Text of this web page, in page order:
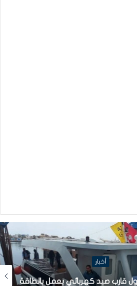
أخبار
صيد كهربائي يعمل بالطاقة